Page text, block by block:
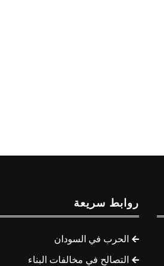
روابط سريعة
الحرب في السودان
التصالح في مخالفات البناء